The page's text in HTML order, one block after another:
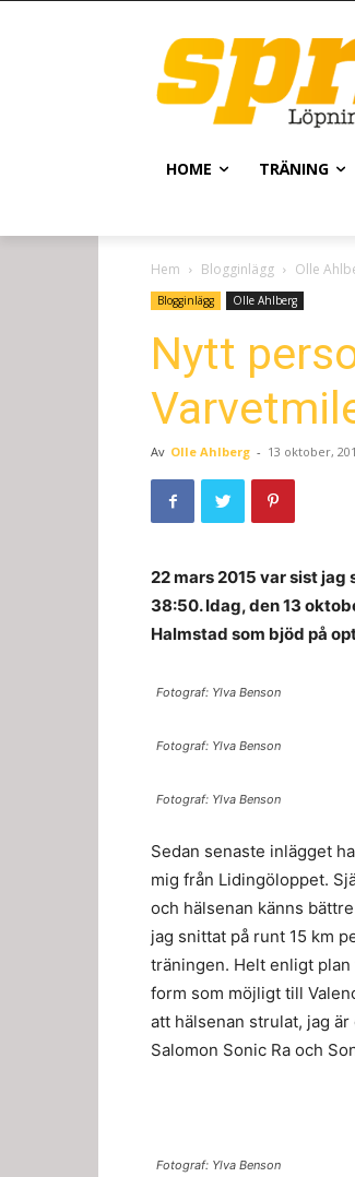
HOME TRÄNING
Hem Blogginlägg Olle
Blogginlägg Olle Ahlberg
Nytt
Av Olle Ahlberg - 13 oktober,
22 mars 2015 var sist jag
38:50. Idag, den 13
Halmstad som bjöd på
Fotograf: Ylva Benson
Fotograf: Ylva Benson
Fotograf: Ylva Benson
Sedan senaste inlägget
mig från Lidingöloppet.
och hälsenan känns
jag snittat på runt 15 km
träningen. Helt enligt
form som möjligt till
att hälsenan strulat, jag
Salomon Sonic Ra och
Fotograf: Ylva Benson